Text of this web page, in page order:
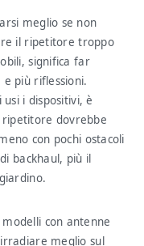
meglio se non
il ripetitore troppo
significa far
più riflessioni.
usi i dispositivi, è
ripetitore dovrebbe
con pochi ostacoli
backhaul, più il
con antenne
meglio sul